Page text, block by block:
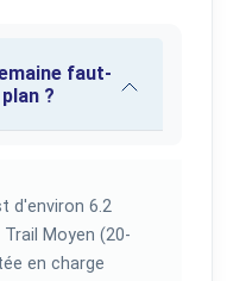
faut-
?
d'environ 6.2
Moyen (20-
en charge